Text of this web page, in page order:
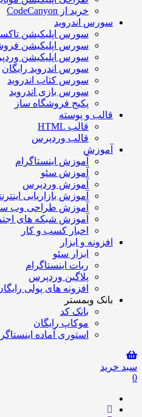
خرید از CodeCanyon
اندروید
سورس اپلیکیشن تاکسی یاب
سورس اپلیکیشن فروشگاهی
سورس اپلیکیشن وردپرس
سورس اندروید رایگان
سورس کتاب اندروید
سورس بازی اندروید
پکیج فروشگاه ساز
و پوسته
قالب HTML
قالب وردپرس
آموزش اینستاگرام
آموزش سئو
آموزش وردپرس
آموزش بازاریابی اینترنتی
آموزش طراحی وب سایت
آموزش شبکه های اجتماعی
اخبار کسب و کار
و ابزار
ابزار سئو
ربات اینستاگرام
پلاگین وردپرس
افزونه های پولی رایگان
وبمستر
بانک کد
موکاپ رایگان
استوری آماده اینستاگرام